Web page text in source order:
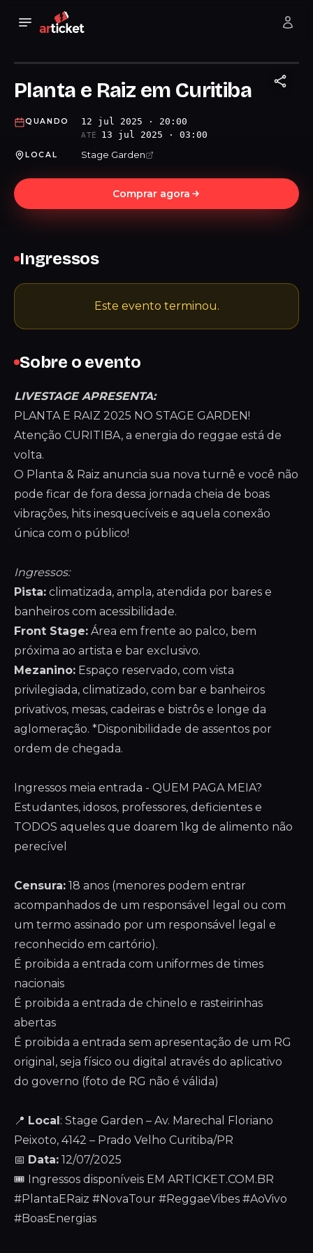
Planta e Raiz em Curitiba
QUANDO 12 jul 2025 · 20:00
ATÉ 13 jul 2025 · 03:00
LOCAL Stage Garden
Comprar agora
Sobre o evento
LIVESTAGE APRESENTA:
PLANTA E RAIZ 2025 NO STAGE GARDEN!
Atenção CURITIBA, a energia do reggae está de
volta.
O Planta & Raiz anuncia sua nova turnê e você não
pode ficar de fora dessa jornada cheia de boas
vibrações, hits inesquecíveis e aquela conexão
única com o público!
Ingressos:
Pista: climatizada, ampla, atendida por bares e
banheiros com acessibilidade.
Front Stage: Área em frente ao palco, bem
próxima ao artista e bar exclusivo.
Mezanino: Espaço reservado, com vista
privilegiada, climatizado, com bar e banheiros
privativos, mesas, cadeiras e bistrôs e longe da
aglomeração. *Disponibilidade de assentos por
ordem de chegada.
Ingressos meia entrada - QUEM PAGA MEIA?
Estudantes, idosos, professores, deficientes e
TODOS aqueles que doarem 1kg de alimento não
perecível
Censura: 18 anos (menores podem entrar
acompanhados de um responsável legal ou com
um termo assinado por um responsável legal e
reconhecido em cartório).
É proibida a entrada com uniformes de times
nacionais
É proibida a entrada de chinelo e rasteirinhas
abertas
É proibida a entrada sem apresentação de um RG
original, seja físico ou digital através do aplicativo
do governo (foto de RG não é válida)
📍 Local: Stage Garden – Av. Marechal Floriano
Peixoto, 4142 – Prado Velho Curitiba/PR
📅 Data: 12/07/2025
🎟 Ingressos disponíveis EM ARTICKET.COM.BR
#PlantaERaiz #NovaTour #ReggaeVibes #AoVivo
#BoasEnergias
Ingressos
Este evento terminou.